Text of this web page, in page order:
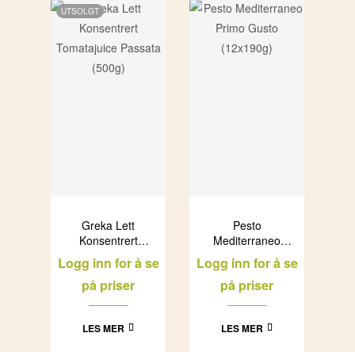
UTSOLGT
Greka Lett
Konsentrert
Tomatajuice
Passata (500g)
Logg inn for å se
på priser
LES MER
Pesto
Mediterraneo
Primo Gusto
(12x190g)
Logg inn for å se
på priser
LES MER